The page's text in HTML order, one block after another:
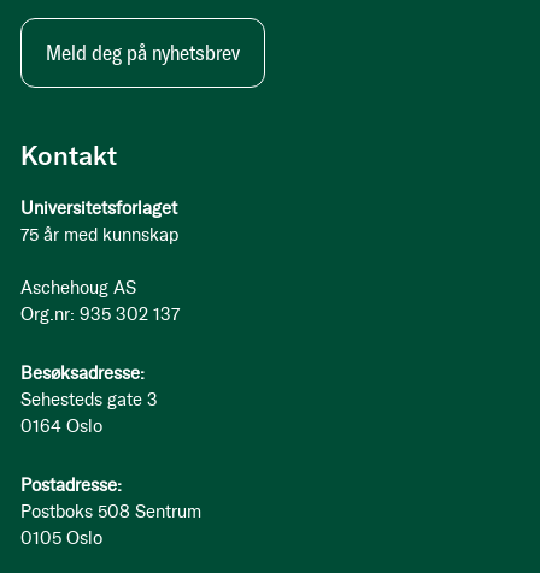
Kontakt
Universitetsforlaget
75 år med kunnskap
Aschehoug AS
Org.nr: 935 302 137
Besøksadresse:
Sehesteds gate 3
0164 Oslo
Postadresse:
Postboks 508 Sentrum
0105 Oslo
Meld deg på nyhetsbrev